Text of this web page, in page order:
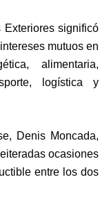
Exteriores significó
mutuos en
alimentaria,
logística y
Denis Moncada,
ocasiones
entre los dos